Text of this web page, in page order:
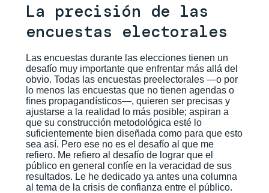
La precisión de las
encuestas electorales
Las encuestas durante las elecciones tienen un
desafío muy importante que enfrentar más allá del
obvio. Todas las encuestas preelectorales —o por
lo menos las encuestas que no tienen agendas o
fines propagandísticos—, quieren ser precisas y
ajustarse a la realidad lo más posible; aspiran a
que su construcción metodológica esté lo
suficientemente bien diseñada como para que esto
sea así. Pero ese no es el desafío al que me
refiero. Me refiero al desafío de lograr que el
público en general confíe en la veracidad de sus
resultados. Le he dedicado ya antes una columna
al tema de la crisis de confianza entre el público.